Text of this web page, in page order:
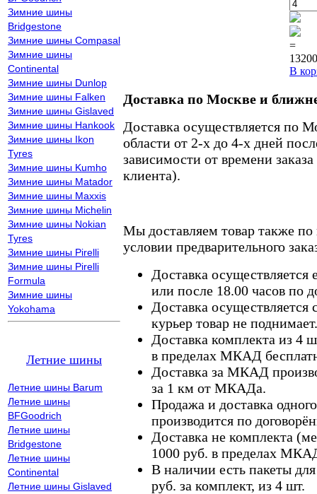
Зимние шины
Bridgestone
Зимние шины Compasal
Зимние шины
Continental
Зимние шины Dunlop
Зимние шины Falken
Зимние шины Gislaved
Зимние шины Hankook
Зимние шины Ikon
Tyres
Зимние шины Kumho
Зимние шины Matador
Зимние шины Maxxis
Зимние шины Michelin
Зимние шины Nokian
Tyres
Зимние шины Pirelli
Зимние шины Pirelli
Formula
Зимние шины
Yokohama
Летние шины
Летние шины Barum
Летние шины
BFGoodrich
Летние шины
Bridgestone
Летние шины
Continental
Летние шины Gislaved
=
В
Доставка по Москве и
Доставка осуществляется по
области от 2-х до 4-х дней
зависимости от времени
клиента).
Мы доставляем товар также
условии предварительного
Доставка осуществляется
или после 18.00 часов по
Доставка осуществляется
курьер товар не поднимает.
Доставка комплекта из 4
в пределах МКАД
Доставка за МКАД
за 1 км от МКАДа.
Продажа и доставка
производится по
Доставка не комплекта
1000 руб. в пределах
В наличии есть пакеты
руб. за комплект, из 4 шт.